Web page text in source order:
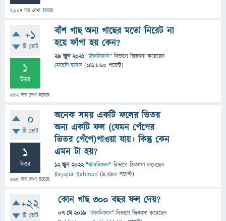
2,007 বার দেখা হয়েছে
+1
টি ভোট
1
উত্তর
552 বার দেখা হয়েছে
বাঁশ গাছ অন্য গাছের মতো নিরেট না
হয়ে ফাঁপা হয় কেন?
29 জুন 2021 "জীববিজ্ঞান" বিভাগে জিজ্ঞাসাকরেছেন
মেহেদী হাসান (141,860 পয়েন্ট)
0
টি ভোট
1
উত্তর
945 বার দেখা হয়েছে
অনেক সময় একটি ফলের ভিতর
অন্য একটি ফল (যেমন পেঁপের
ভিতর পেঁপে)পাওয়া যায়। কিন্তু কেন
এমন টা হয়?
12 জুন 2022 "জীববিজ্ঞান" বিভাগে জিজ্ঞাসাকরেছেন
Reyajur Rahman (9,290 পয়েন্ট)
+22
টি ভোট
কোন গাছ ৩০০ বছর ফল দেয়?
07 মে 2019 "জীববিজ্ঞান" বিভাগে জিজ্ঞাসাকরেছেন